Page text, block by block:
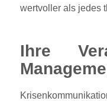
wertvoller als jedes
Ihre